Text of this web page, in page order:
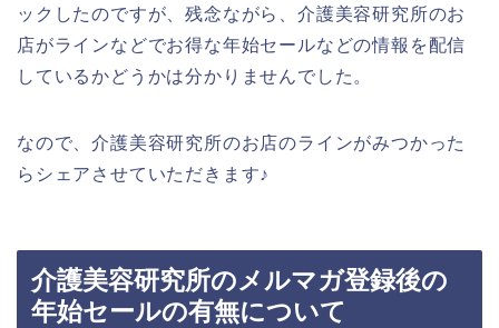
ックしたのですが、残念ながら、介護美容研究所のお
店がラインなどでお得な年始セールなどの情報を配信
しているかどうかは分かりませんでした。
なので、介護美容研究所のお店のラインがみつかった
らシェアさせていただきます♪
介護美容研究所のメルマガ登録後の
年始セールの有無について